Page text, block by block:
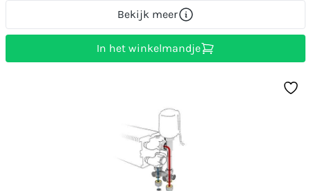
Bekijk meer
In het winkelmandje